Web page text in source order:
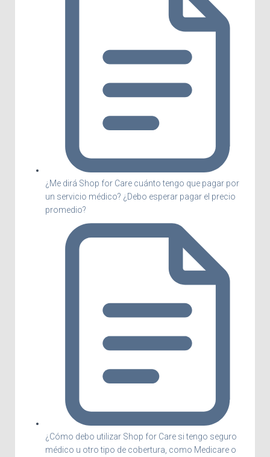
¿Me dirá Shop for Care cuánto tengo que pagar por
un servicio médico? ¿Debo esperar pagar el precio
promedio?
¿Cómo debo utilizar Shop for Care si tengo seguro
médico u otro tipo de cobertura, como Medicare o